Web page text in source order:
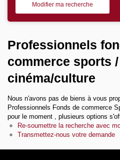
Louer
Gerer
Syndic
Notre agence
Contact
Modifier ma recherche
Professionnels
commerce sports
cinéma/culture
Nous n'avons pas de biens à vous
Professionnels Fonds de commerce
pour le moment , plusieurs options
Re-soumettre la recherche avec
Transmettez-nous votre demande